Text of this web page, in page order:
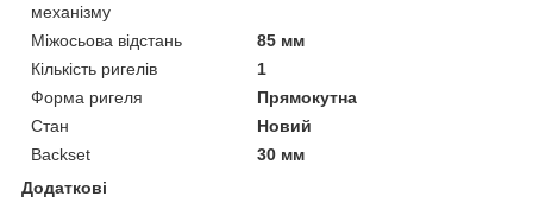
механізму
Міжосьова відстань
85 мм
Кількість ригелів
1
Форма ригеля
Прямокутна
Стан
Новий
Backset
30 мм
Додаткові